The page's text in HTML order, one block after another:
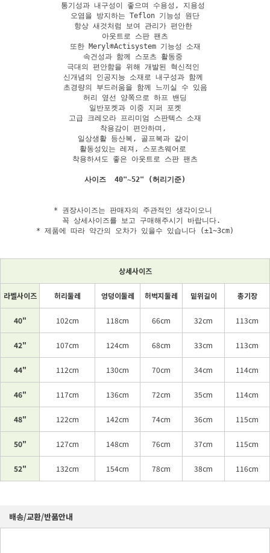
통기성과 내구성이 좋으며 수용성, 지용성
오염을 방지하는 Teflon 기능성 원단
항상 새것처럼 보여 관리가 편안한
아웃트로 스판 팬츠
또한 Meryl®Actisystem 기능성 소재
속건성과 함께 스포츠 활동중
극대의 편안함을 위해 개발된 혁신적인
신개념의 인공지능 소재로 내구성과 함께
초경량의 부드러움을 함께 느끼실 수 있음
허리 옆선 양쪽으로 하프 밴딩
일반포켓과 이중 지퍼 포켓
고급 크레오라 프리미엄 스판텍스 소재
착용감이 편안하며,
일상생활 등산복, 골프복과 같이
활동성있는 레져, 스포츠웨어로
착용하셔도 좋은 아웃트로 스판 팬츠
* 권장사이즈는 판매자의 주관적인 생각이오니
* 제품에 따라 약간의 오차가 있을수 있습니다 (±1~3cm)
상세사이즈
라벨사이즈 허리둘레 엉덩이둘레 허벅지둘레 밑위길이 총기장
40" 102cm 118cm 66cm 32cm 113cm
42" 107cm 124cm 68cm 33cm 113cm
44" 112cm 130cm 70cm 34cm 114cm
46" 117cm 136cm 72cm 35cm 114cm
48" 122cm 142cm 74cm 36cm 115cm
50" 127cm 148cm 76cm 37cm 115cm
52" 132cm 154cm 78cm 38cm 116cm
배송/교환/반품안내